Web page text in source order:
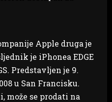
Apple druga je
je iPhonea EDGE
Predstavljen je 9.
u San Francisku.
može se prodati na